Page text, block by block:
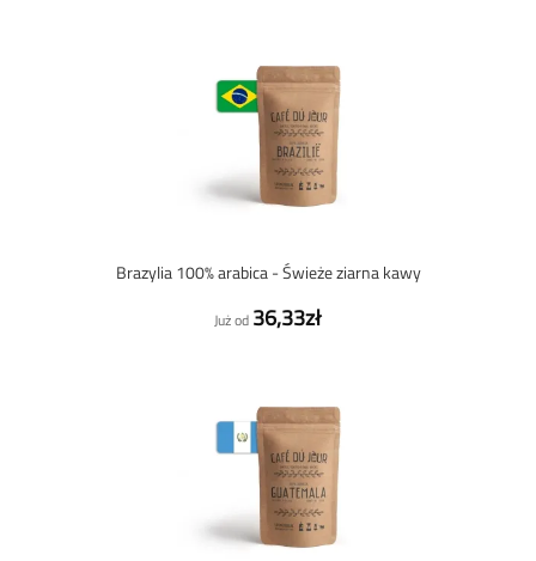
Brazylia 100% arabica - Świeże ziarna kawy
Już od 36,33zł